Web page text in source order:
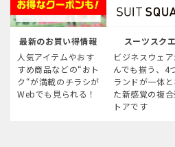
最新のお買い得情報
人気アイテムやおす
すめ商品などの“おト
ク“が満載のチラシが
Webでも見られる！
スーツスク
ビジネスウェ
んでも揃う、4
ランドが一体と
た新感覚の複合
トアです